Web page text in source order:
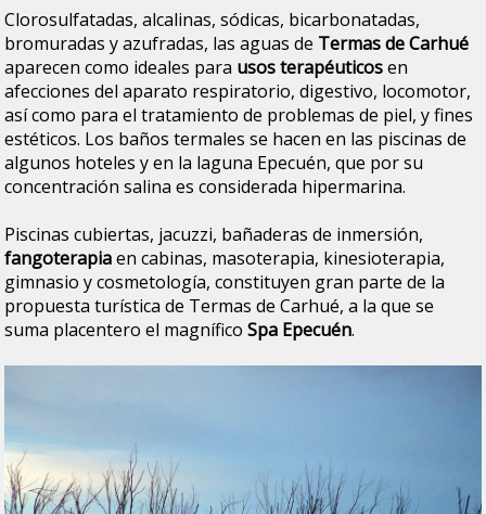
Clorosulfatadas, alcalinas, sódicas, bicarbonatadas,
bromuradas y azufradas, las aguas de Termas de Carhué
aparecen como ideales para usos terapéuticosen
afecciones del aparato respiratorio, digestivo, locomotor,
así como para el tratamiento de problemas de piel, y fines
estéticos. Los baños termales se hacen en las piscinas de
algunos hoteles y en la laguna Epecuén, que por su
concentración salina es considerada hipermarina.
Piscinas cubiertas, jacuzzi, bañaderas de inmersión,
fangoterapiaen cabinas, masoterapia, kinesioterapia,
gimnasio y cosmetología, constituyen gran parte de la
propuesta turística de Termas de Carhué, a la que se
suma placentero el magníficoSpa Epecuén.